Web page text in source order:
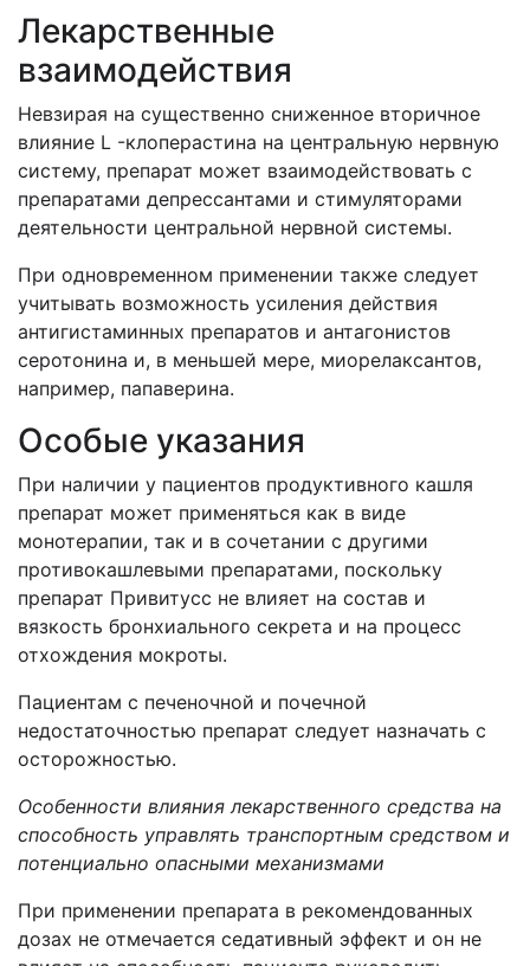
Лекарственные
взаимодействия
Невзирая на существенно сниженное вторичное
влияние L -клоперастина на центральную нервную
систему, препарат может взаимодействовать с
препаратами депрессантами и стимуляторами
деятельности центральной нервной системы.
При одновременном применении также следует
учитывать возможность усиления действия
антигистаминных препаратов и антагонистов
серотонина и, в меньшей мере, миорелаксантов,
например, папаверина.
Особые указания
При наличии у пациентов продуктивного кашля
препарат может применяться как в виде
монотерапии, так и в сочетании с другими
противокашлевыми препаратами, поскольку
препарат Привитусс не влияет на состав и
вязкость бронхиального секрета и на процесс
отхождения мокроты.
Пациентам с печеночной и почечной
недостаточностью препарат следует назначать с
осторожностью.
Особенности влияния лекарственного средства на
способность управлять транспортным средством и
потенциально опасными механизмами
При применении препарата в рекомендованных
дозах не отмечается седативный эффект и он не